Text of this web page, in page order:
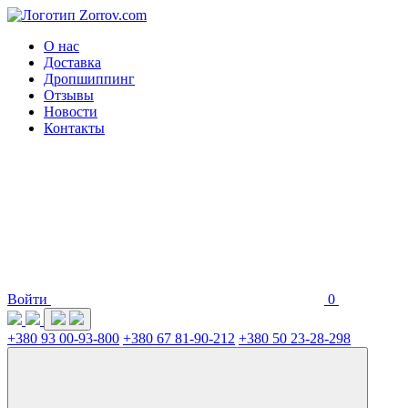
О нас
Доставка
Дропшиппинг
Отзывы
Новости
Контакты
Войти 0
+380 93 00-93-800 +380 67 81-90-212 +380 50 23-28-298